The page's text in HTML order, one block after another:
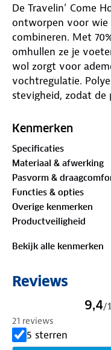
De Travelin’ Come
ontworpen voor
combineren. Met
omhullen ze je
wol zorgt voor
vochtregulatie.
stevigheid, zodat
comfort bij elke stap
robuuste ontwerp
deze pantoffels
Van een rustige
ontspannen avond.
Kenmerken
Specificaties
Materiaal & afwerking
Pasvorm &
Functies & opties
Overige kenmerken
Productveiligheid
Bekijk alle kenmerken
Reviews
9,4/
21 reviews
5 sterren